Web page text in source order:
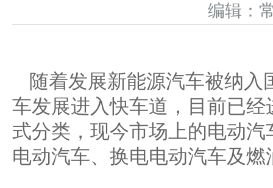
编辑
随着发展新能源汽车被纳
车发展进入快车道，目前已
式分类，现今市场上的电动
电动汽车、换电电动汽车及